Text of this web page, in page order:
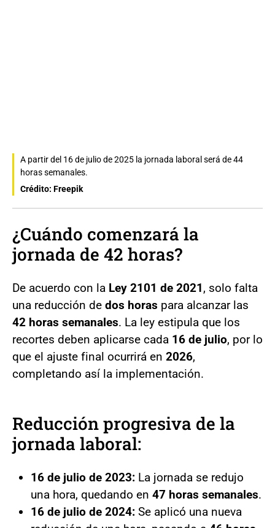
A partir del 16 de julio de 2025 la jornada laboral será de 44
horas semanales.
Crédito: Freepik
¿Cuándo comenzará la
jornada de 42 horas?
De acuerdo con la Ley 2101 de 2021, solo falta
una reducción de dos horas para alcanzar las
42 horas semanales. La ley estipula que los
recortes deben aplicarse cada 16 de julio, por lo
que el ajuste final ocurrirá en 2026,
completando así la implementación.
Reducción progresiva de la
jornada laboral:
16 de julio de 2023: La jornada se redujo
una hora, quedando en 47 horas semanales.
16 de julio de 2024: Se aplicó una nueva